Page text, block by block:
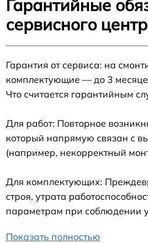
Гарантийные
сервисного
Гарантия от сервиса: на
комплектующие — до 3
Что считается гарантийным
Для работ: Повторное
который напрямую связан с
(например, некорректный
Для комплектующих:
строя, утрата
параметрам при соблюдении
Показать полностью